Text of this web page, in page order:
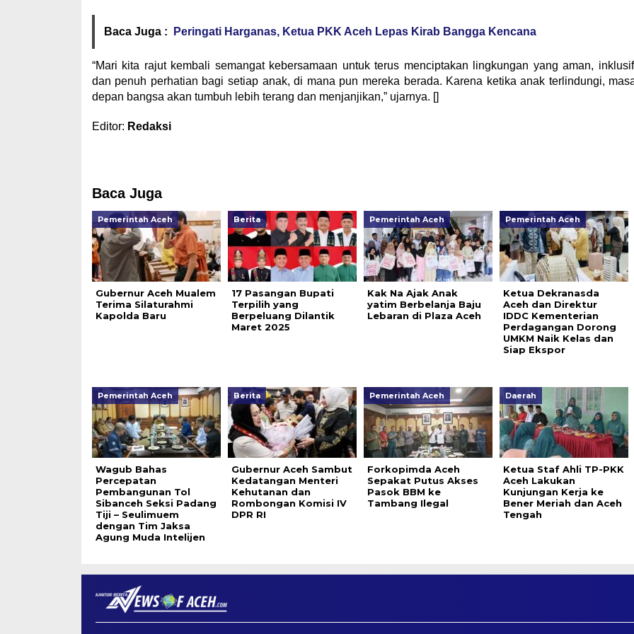
Baca Juga : Peringati Harganas, Ketua PKK Aceh Lepas Kirab Bangga Kencana
“Mari kita rajut kembali semangat kebersamaan untuk terus menciptakan lingkungan yang aman,
dan penuh perhatian bagi setiap anak, di mana pun mereka berada. Karena ketika anak terlindungi,
depan bangsa akan tumbuh lebih terang dan menjanjikan,” ujarnya. []
Editor: Redaksi
Baca Juga
Pemerintah Aceh
Gubernur Aceh Mualem
Terima Silaturahmi
Kapolda Baru
Berita
17 Pasangan Bupati
Terpilih yang
Berpeluang Dilantik
Maret 2025
Pemerintah Aceh
Kak Na Ajak Anak
yatim Berbelanja Baju
Lebaran di Plaza Aceh
Pemerintah Aceh
Ketua Dekranasda
Aceh dan Direktur
IDDC Kementerian
Perdagangan Dorong
UMKM Naik Kelas dan
Siap Ekspor
Pemerintah Aceh
Wagub Bahas
Percepatan
Pembangunan Tol
Sibanceh Seksi Padang
Tiji – Seulimuem
dengan Tim Jaksa
Agung Muda Intelijen
Berita
Gubernur Aceh Sambut
Kedatangan Menteri
Kehutanan dan
Rombongan Komisi IV
DPR RI
Pemerintah Aceh
Forkopimda Aceh
Sepakat Putus Akses
Pasok BBM ke
Tambang Ilegal
Daerah
Ketua Staf Ahli TP-PKK
Aceh Lakukan
Kunjungan Kerja ke
Bener Meriah dan Aceh
Tengah